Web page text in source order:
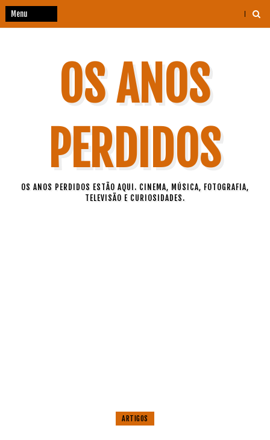
OS ANOS
PERDIDOS
OS ANOS PERDIDOS ESTÃO AQUI. CINEMA, MÚSICA, FOTOGRAFIA,
TELEVISÃO E CURIOSIDADES.
ARTIGOS